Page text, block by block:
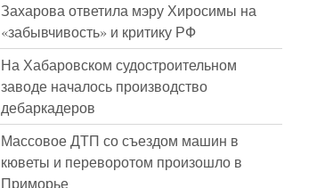
Захарова ответила мэру Хиросимы на
«забывчивость» и критику РФ
На Хабаровском судостроительном
заводе началось производство
дебаркадеров
Массовое ДТП со съездом машин в
кюветы и переворотом произошло в
Приморье